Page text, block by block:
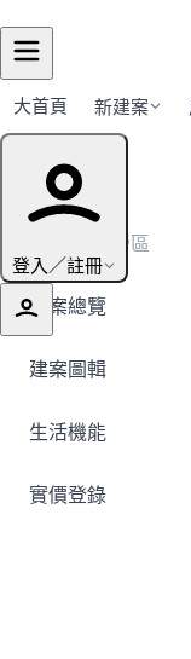
大首頁 新建案
登入／註冊
建案導覽
← 返回左營區
建案總覽
建案圖輯
生活機能
實價登錄